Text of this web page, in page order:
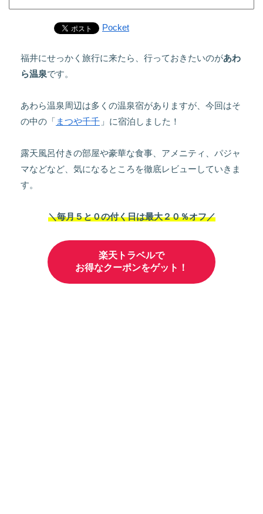
Pocket
福井にせっかく旅行に来たら、行っておきたいのがあわ
ら温泉です。
あわら温泉周辺は多くの温泉宿がありますが、今回はそ
の中の「 まつや千千 」に宿泊しました！
露天風呂付きの部屋や豪華な食事、アメニティ、パジャ
マなどなど、気になるところを徹底レビューしていきま
す。
＼毎月５と０の付く日は最大２０％オフ／
楽天トラベルで
お得なクーポンをゲット！